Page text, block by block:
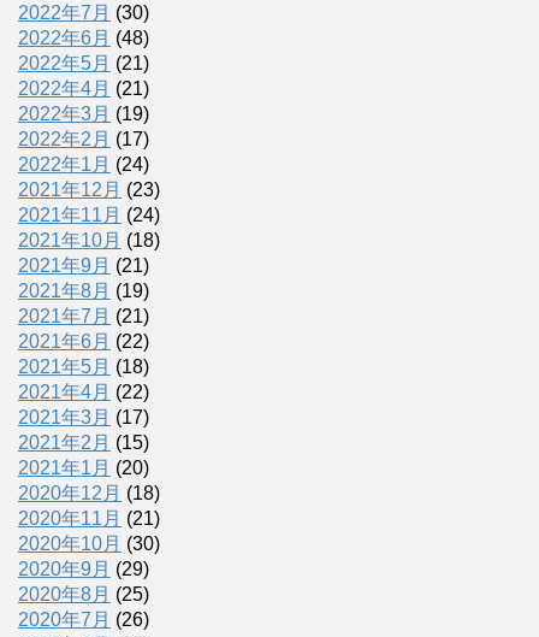
2022年7月 (30)
2022年6月 (48)
2022年5月 (21)
2022年4月 (21)
2022年3月 (19)
2022年2月 (17)
2022年1月 (24)
2021年12月 (23)
2021年11月 (24)
2021年10月 (18)
2021年9月 (21)
2021年8月 (19)
2021年7月 (21)
2021年6月 (22)
2021年5月 (18)
2021年4月 (22)
2021年3月 (17)
2021年2月 (15)
2021年1月 (20)
2020年12月 (18)
2020年11月 (21)
2020年10月 (30)
2020年9月 (29)
2020年8月 (25)
2020年7月 (26)